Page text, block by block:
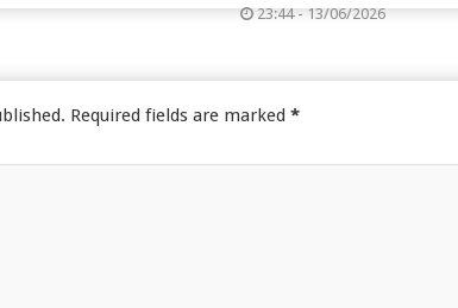
23:44 - 13/06/2026
Required fields are marked *